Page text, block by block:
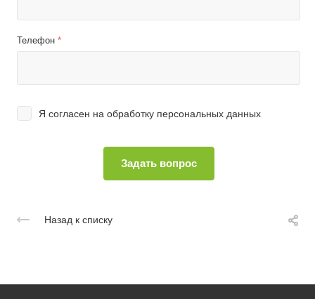
Телефон *
Я согласен на обработку персональных данных
Назад к списку